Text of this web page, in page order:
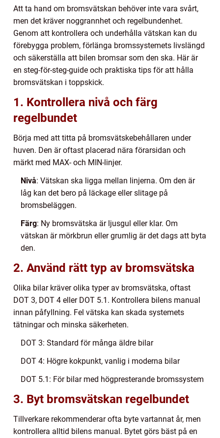
Att ta hand om bromsvätskan behöver inte vara svårt,
men det kräver noggrannhet och regelbundenhet.
Genom att kontrollera och underhålla vätskan kan du
förebygga problem, förlänga bromssystemets livslängd
och säkerställa att bilen bromsar som den ska. Här är
en steg-för-steg-guide och praktiska tips för att hålla
bromsvätskan i toppskick.
1. Kontrollera nivå och färg
regelbundet
Börja med att titta på bromsvätskebehållaren under
huven. Den är oftast placerad nära förarsidan och
märkt med MAX- och MIN-linjer.
Nivå: Vätskan ska ligga mellan linjerna. Om den är
låg kan det bero på läckage eller slitage på
bromsbeläggen.
Färg: Ny bromsvätska är ljusgul eller klar. Om
vätskan är mörkbrun eller grumlig är det dags att byta
den.
2. Använd rätt typ av bromsvätska
Olika bilar kräver olika typer av bromsvätska, oftast
DOT 3, DOT 4 eller DOT 5.1. Kontrollera bilens manual
innan påfyllning. Fel vätska kan skada systemets
tätningar och minska säkerheten.
DOT 3: Standard för många äldre bilar
DOT 4: Högre kokpunkt, vanlig i moderna bilar
DOT 5.1: För bilar med högpresterande bromssystem
3. Byt bromsvätskan regelbundet
Tillverkare rekommenderar ofta byte vartannat år, men
kontrollera alltid bilens manual. Bytet görs bäst på en